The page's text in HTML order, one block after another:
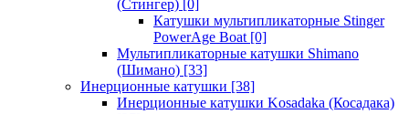
(Стингер) [0]
Катушки мультипликаторные Stinger
PowerAge Boat [0]
Мультипликаторные катушки Shimano
(Шимано) [33]
Инерционные катушки [38]
Инерционные катушки Kosadaka (Косадака)